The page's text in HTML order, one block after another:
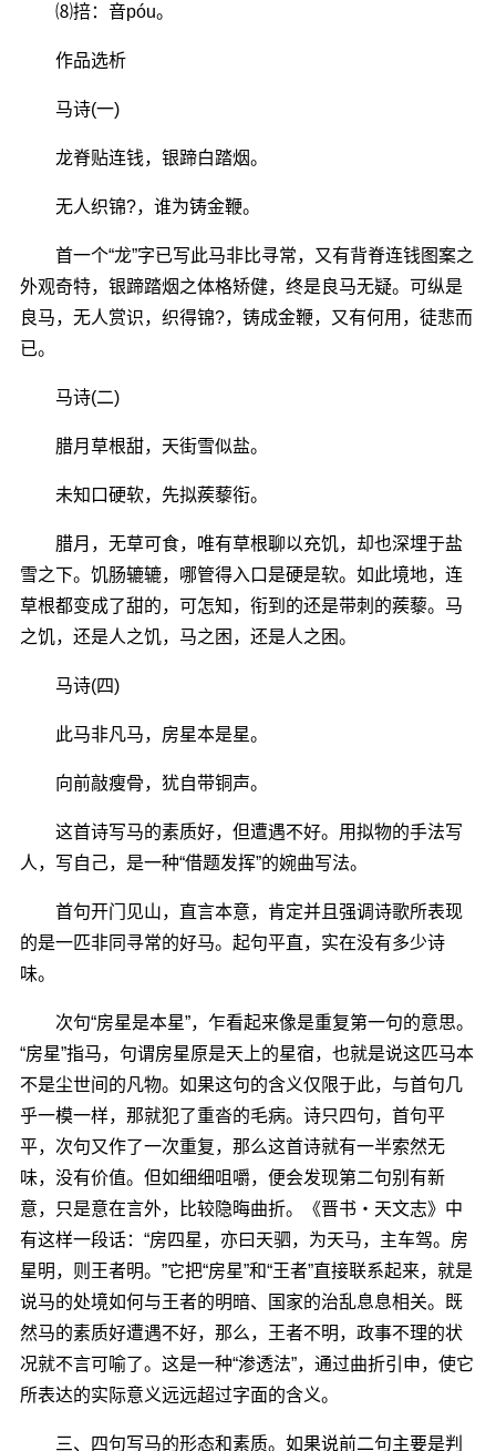
⑻掊：音póu。
作品选析
马诗(一)
龙脊贴连钱，银蹄白踏烟。
无人织锦?，谁为铸金鞭。
首一个“龙”字已写此马非比寻常，又有背脊连钱图案之
外观奇特，银蹄踏烟之体格矫健，终是良马无疑。可纵是
良马，无人赏识，织得锦?，铸成金鞭，又有何用，徒悲而
已。
马诗(二)
腊月草根甜，天街雪似盐。
未知口硬软，先拟蒺藜衔。
腊月，无草可食，唯有草根聊以充饥，却也深埋于盐
雪之下。饥肠辘辘，哪管得入口是硬是软。如此境地，连
草根都变成了甜的，可怎知，衔到的还是带刺的蒺藜。马
之饥，还是人之饥，马之困，还是人之困。
马诗(四)
此马非凡马，房星本是星。
向前敲瘦骨，犹自带铜声。
这首诗写马的素质好，但遭遇不好。用拟物的手法写
人，写自己，是一种“借题发挥”的婉曲写法。
首句开门见山，直言本意，肯定并且强调诗歌所表现
的是一匹非同寻常的好马。起句平直，实在没有多少诗
味。
次句“房星是本星”，乍看起来像是重复第一句的意思。
“房星”指马，句谓房星原是天上的星宿，也就是说这匹马本
不是尘世间的凡物。如果这句的含义仅限于此，与首句几
乎一模一样，那就犯了重沓的毛病。诗只四句，首句平
平，次句又作了一次重复，那么这首诗就有一半索然无
味，没有价值。但如细细咀嚼，便会发现第二句别有新
意，只是意在言外，比较隐晦曲折。《晋书・天文志》中
有这样一段话：“房四星，亦曰天驷，为天马，主车驾。房
星明，则王者明。”它把“房星”和“王者”直接联系起来，就是
说马的处境如何与王者的明暗、国家的治乱息息相关。既
然马的素质好遭遇不好，那么，王者不明，政事不理的状
况就不言可喻了。这是一种“渗透法”，通过曲折引申，使它
所表达的实际意义远远超过字面的含义。
三、四句写马的形态和素质。如果说前二句主要是判